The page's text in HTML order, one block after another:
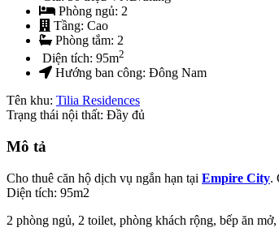
Phòng ngủ: 2
Tầng: Cao
Phòng tắm: 2
Diện tích: 95m2
Hướng ban công: Đông Nam
Tên khu: Tilia Residences
Trạng thái nội thất: Đầy đủ
Mô tả
Cho thuê căn hộ dịch vụ ngắn hạn tại Empire City.
Diện tích: 95m2
2 phòng ngủ, 2 toilet, phòng khách rộng, bếp ăn